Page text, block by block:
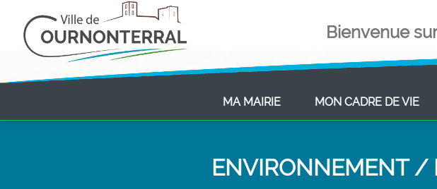
Bienvenue
MA MAIRIE(CURRENT)MON CADRE DE VIE
ENVIRONNEMENT /